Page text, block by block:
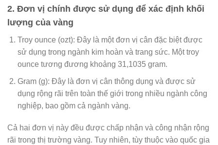
2. Đơn vị chính được sử dụng để xác định khối
lượng của vàng
Troy ounce (ozt): Đây là một đơn vị cân đặc biệt được
sử dụng trong ngành kim hoàn và trang sức. Một troy
ounce tương đương khoảng 31,1035 gram.
Gram (g): Đây là đơn vị cân thông dụng và được sử
dụng rộng rãi trên toàn thế giới trong nhiều ngành công
nghiệp, bao gồm cả ngành vàng.
Cả hai đơn vị này đều được chấp nhận và công nhận rộng
rãi trong thị trường vàng. Tuy nhiên, tùy thuộc vào quốc gia